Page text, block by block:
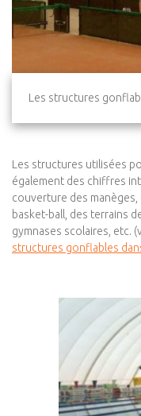
Les structures
Les structures utilisées
également des chiffres
couverture des
basket-ball, des terrains
gymnases scolaires, etc.
structures gonflables